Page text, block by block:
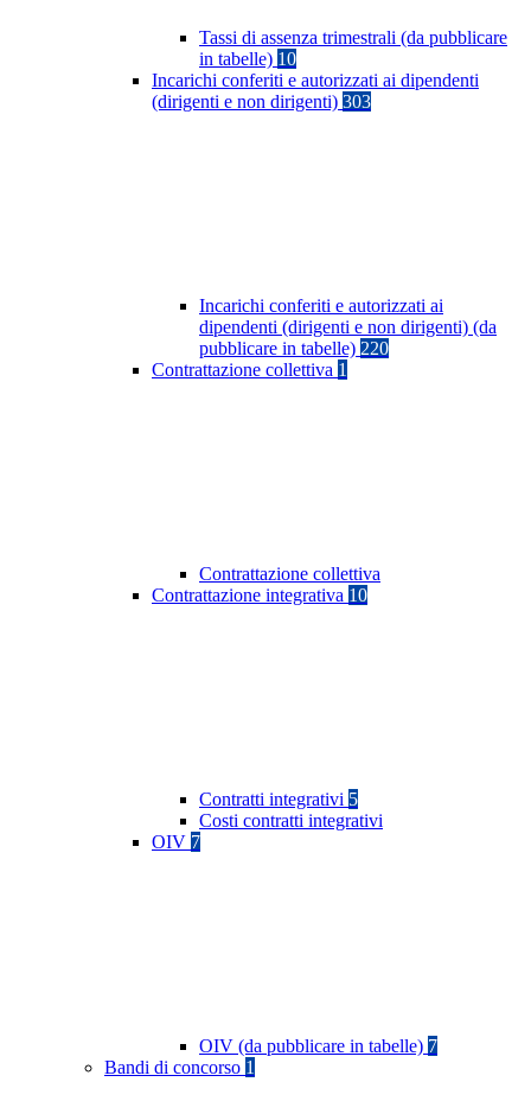
Tassi di assenza trimestrali (da pubblicare
in tabelle) 10
Incarichi conferiti e autorizzati ai dipendenti
(dirigenti e non dirigenti) 303
Incarichi conferiti e autorizzati ai
dipendenti (dirigenti e non dirigenti) (da
pubblicare in tabelle) 220
Contrattazione collettiva 1
Contrattazione collettiva
Contrattazione integrativa 10
Contratti integrativi 5
Costi contratti integrativi
OIV 7
OIV (da pubblicare in tabelle) 7
Bandi di concorso 1